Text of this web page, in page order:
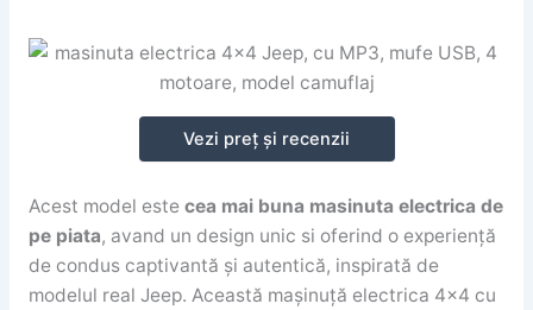
Vezi preț și recenzii
Acest model este cea mai buna masinuta electrica de
pe piata, avand un design unic si oferind o experiență
de condus captivantă și autentică, inspirată de
modelul real Jeep. Această mașinuță electrica 4×4 cu